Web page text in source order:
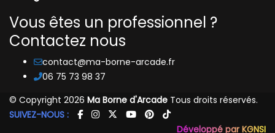
Vous êtes un professionnel ?
Contactez nous
contact@ma-borne-arcade.fr
06 75 73 98 37
© Copyright 2026 Ma Borne d'Arcade Tous droits réservés.
SUIVEZ-NOUS :
Développé par KGNSI